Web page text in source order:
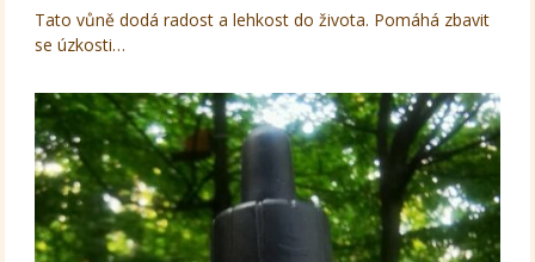
Tato vůně dodá radost a lehkost do života. Pomáhá zbavit
se úzkosti…